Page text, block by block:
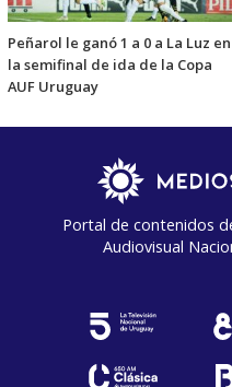
Peñarol le ganó 1 a 0 a La Luz en
la semifinal de ida de la Copa
AUF Uruguay
Portal de contenidos
Audiovisual